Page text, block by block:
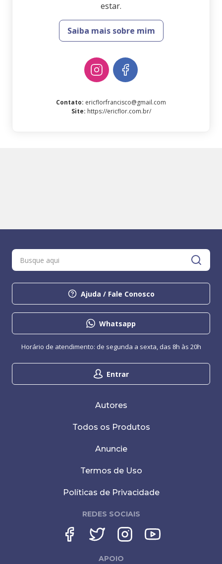
estar.
Saiba mais sobre mim
Contato: ericflorfrancisco@gmail.com
Site: https://ericflor.com.br/
Ajuda / Fale Conosco
Whatsapp
Entrar
Horário de atendimento: de segunda a sexta, das 8h às 20h
Autores
Todos os Produtos
Anuncie
Termos de Uso
Políticas de Privacidade
REDES SOCIAIS
APOIO